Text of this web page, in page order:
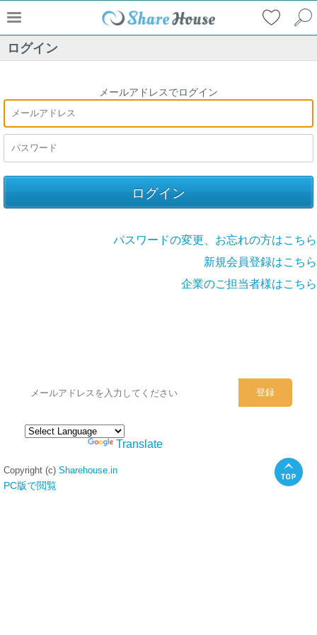
ログイン
メールアドレスでログイン
パスワードの変更、お忘れの方はこちら
新規会員登録はこちら
企業のご担当者様はこちら
Translate
Copyright (c) Sharehouse.in
PC版で閲覧